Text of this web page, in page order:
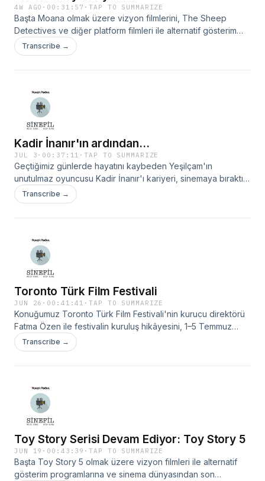
4W AGO · 00:31:57 ·TAP TO SUMMARIZE
Başta Moana olmak üzere vizyon filmlerini, The Sheep
Detectives ve diğer platform filmleri ile alternatif gösterim
programlarını ve geçtiğimiz günlerde açıklanan Emmy
adaylıklarını ele alıyoruz.
Transcribe →
Kadir İnanır'ın ardından...
JUL 3 · 00:37:11 ·TAP TO SUMMARIZE
Geçtiğimiz günlerde hayatını kaybeden Yeşilçam'ın
unutulmaz oyuncusu Kadir İnanır'ı kariyeri, sinemaya bıraktığı
miras ve toplumsal duruşu üzerinden anıyor; öne çıkan
filmlerini, oyunculuğunu ve Türkiye sinemasındaki yerini
Transcribe →
Toronto Türk Film Festivali
JUN 26 · 00:41:41 ·TAP TO SUMMARIZE
Konuğumuz Toronto Türk Film Festivali'nin kurucu direktörü
Fatma Özen ile festivalin kuruluş hikâyesini, 1–5 Temmuz
tarihleri arasında düzenlenecek ilk festivalin programını ve
Kanada'da Türk sinemasını daha geniş kitlelerle buluşturma
Transcribe →
Toy Story Serisi Devam Ediyor: Toy Story 5
JUN 19 · 00:43:39 ·TAP TO SUMMARIZE
Başta Toy Story 5 olmak üzere vizyon filmleri ile alternatif
gösterim programlarına ve sinema dünyasından son